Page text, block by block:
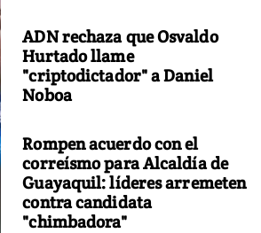
ADN rechaza que Osvaldo
Hurtado llame
"criptodictador" a Daniel
Noboa
Rompen acuerdo con el
correísmo para Alcaldía de
Guayaquil: líderes arremeten
contra candidata
"chimbadora"